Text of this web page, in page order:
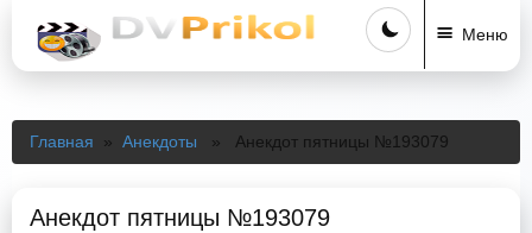
Меню
Главная » Анекдоты » Анекдот пятницы №193079
Анекдот пятницы №193079